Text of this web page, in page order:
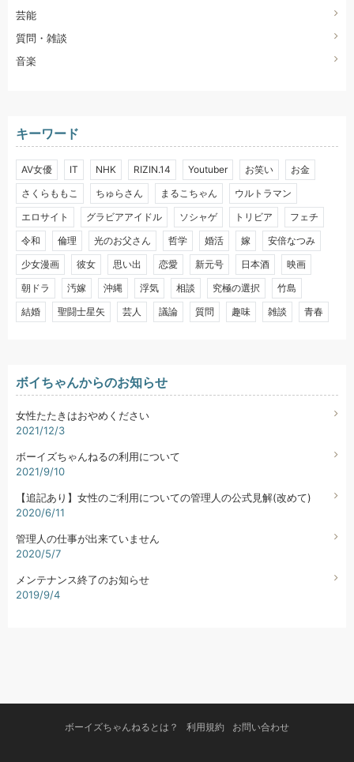
芸能
質問・雑談
音楽
キーワード
AV女優 IT NHK RIZIN.14 Youtuber お笑い
お金
さくらももこ
ちゅらさん まるこちゃん
ウルトラマン
エロサイト
グラビアアイドル ソシャゲ トリビア
フェチ
令和
倫理 光のお父さん 哲学 婚活 嫁
安倍なつみ
少女漫画
彼女 思い出 恋愛 新元号 日本酒
映画
朝ドラ
汚嫁 沖縄 浮気 相談 究極の選択
竹島
結婚
聖闘士星矢 芸人 議論 質問 趣味 雑談 青春
ボイちゃんからのお知らせ
女性たたきはおやめください
2021/12/3
ボーイズちゃんねるの利用について
2021/9/10
【追記あり】女性のご利用についての管理人の公式見解(改めて)
2020/6/11
管理人の仕事が出来ていません
2020/5/7
メンテナンス終了のお知らせ
2019/9/4
ボーイズちゃんねるとは？ 利用規約 お問い合わせ